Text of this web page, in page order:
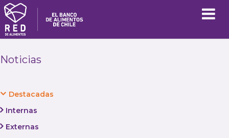
Noticias
Destacadas
Internas
Externas